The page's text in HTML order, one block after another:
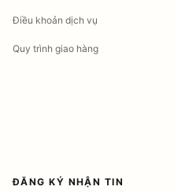
Điều khoản dịch vụ
Quy trình giao hàng
ĐĂNG KÝ NHẬN TIN